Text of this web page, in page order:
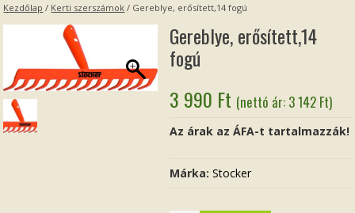
Kezdőlap / Kerti szerszámok / Gereblye, erősített,14 fogú
Gereblye, erősített,14
fogú
3 990 Ft (nettó ár: 3 142 Ft)
Az árak az ÁFA-t tartalmazzák!
Márka:Stocker